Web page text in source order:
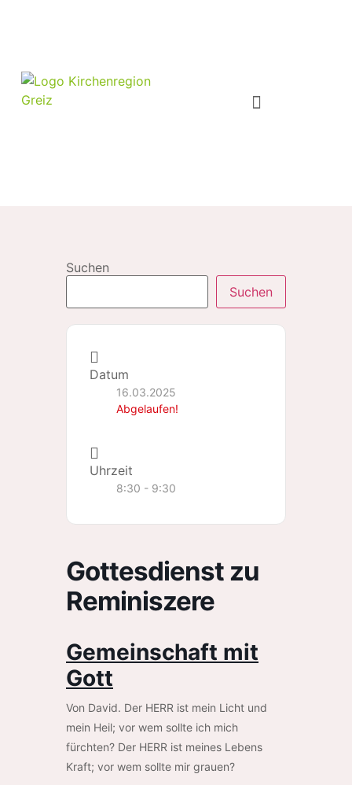
Suchen
Suchen
Datum
16.03.2025
Abgelaufen!
Uhrzeit
8:30 - 9:30
Gottesdienst zu
Reminiszere
Gemeinschaft mit
Gott
Von David. Der HERR ist mein Licht und
mein Heil; vor wem sollte ich mich
fürchten? Der HERR ist meines Lebens
Kraft; vor wem sollte mir grauen?